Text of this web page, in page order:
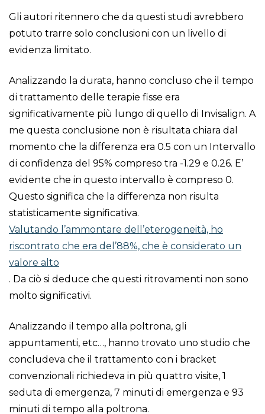
Gli autori ritennero che da questi studi avrebbero
potuto trarre solo conclusioni con un livello di
evidenza limitato.
Analizzando la durata, hanno concluso che il tempo
di trattamento delle terapie fisse era
significativamente più lungo di quello di Invisalign. A
me questa conclusione non è risultata chiara dal
momento che la differenza era 0.5 con un Intervallo
di confidenza del 95% compreso tra -1.29 e 0.26. E’
evidente che in questo intervallo è compreso 0.
Questo significa che la differenza non risulta
statisticamente significativa.
Valutando l’ammontare dell’eterogeneità, ho
riscontrato che era del’88%, che è considerato un
valore alto
. Da ciò si deduce che questi ritrovamenti non sono
molto significativi.
Analizzando il tempo alla poltrona, gli
appuntamenti, etc…, hanno trovato uno studio che
concludeva che il trattamento con i bracket
convenzionali richiedeva in più quattro visite, 1
seduta di emergenza, 7 minuti di emergenza e 93
minuti di tempo alla poltrona.